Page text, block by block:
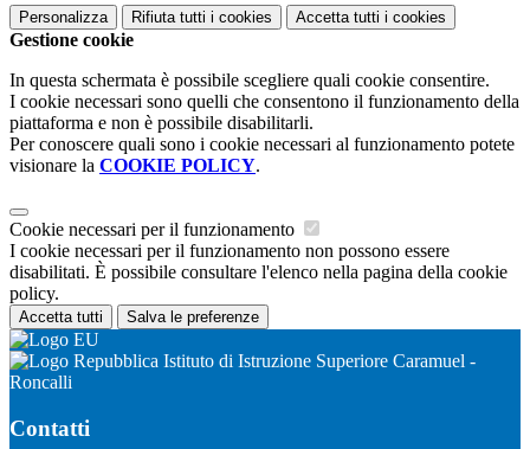
Personalizza Rifiuta tutti i cookies Accetta tutti i cookies
Gestione cookie
In questa schermata è possibile scegliere quali cookie consentire.
I cookie necessari sono quelli che consentono il funzionamento della
piattaforma e non è possibile disabilitarli.
Per conoscere quali sono i cookie necessari al funzionamento potete
visionare la COOKIE POLICY.
Cookie necessari per il funzionamento
I cookie necessari per il funzionamento non possono essere
disabilitati. È possibile consultare l'elenco nella pagina della cookie
policy.
Accetta tutti Salva le preferenze
Istituto di Istruzione Superiore Caramuel -
Roncalli
Contatti